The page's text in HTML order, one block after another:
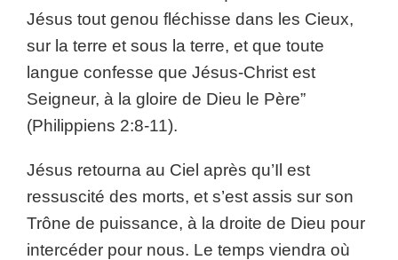
Jésus tout genou fléchisse dans les Cieux,
sur la terre et sous la terre, et que toute
langue confesse que Jésus-Christ est
Seigneur, à la gloire de Dieu le Père”
(Philippiens 2:8-11).
Jésus retourna au Ciel après qu’Il est
ressuscité des morts, et s’est assis sur son
Trône de puissance, à la droite de Dieu pour
intercéder pour nous. Le temps viendra où